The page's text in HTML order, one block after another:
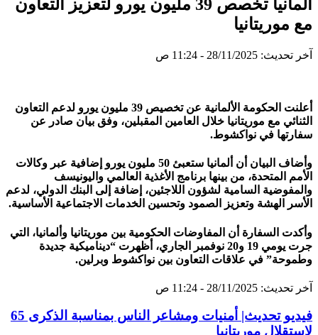
ألمانيا تخصص 39 مليون يورو لتعزيز التعاون
مع موريتانيا
آخر تحديث: 28/11/2025 - 11:24 ص
أعلنت الحكومة الألمانية عن تخصيص 39 مليون يورو لدعم التعاون
الثنائي مع موريتانيا خلال العامين المقبلين، وفق بيان صادر عن
سفارتها في نواكشوط.
وأضاف البيان أن ألمانيا ستعبئ 50 مليون يورو إضافية عبر وكالات
الأمم المتحدة، من بينها برنامج الأغذية العالمي واليونيسف
والمفوضية السامية لشؤون اللاجئين، إضافة إلى البنك الدولي، لدعم
الأسر الهشة وتعزيز الصمود وتحسين الخدمات الاجتماعية الأساسية.
وأكدت السفارة أن المفاوضات الحكومية بين موريتانيا وألمانيا، التي
جرت يومي 19 و20 نوفمبر الجاري، أظهرت “ديناميكية جديدة
وطموحة” في علاقات التعاون بين نواكشوط وبرلين.
آخر تحديث: 28/11/2025 - 11:24 ص
فيديو تحديث| أمنيات ومشاعر الناس بمناسبة الذكرى 65
لاستقلال موريتانيا